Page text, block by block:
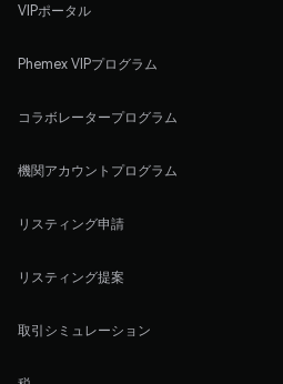
VIPポータル
Phemex VIPプログラム
コラボレータープログラム
機関アカウントプログラム
リスティング申請
リスティング提案
取引シミュレーション